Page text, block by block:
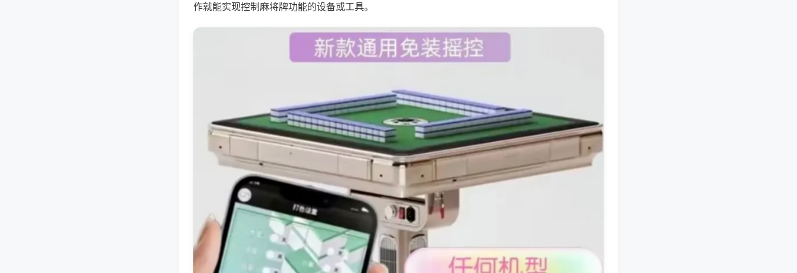
作就能实现控制麻将牌功能的设备或工具。